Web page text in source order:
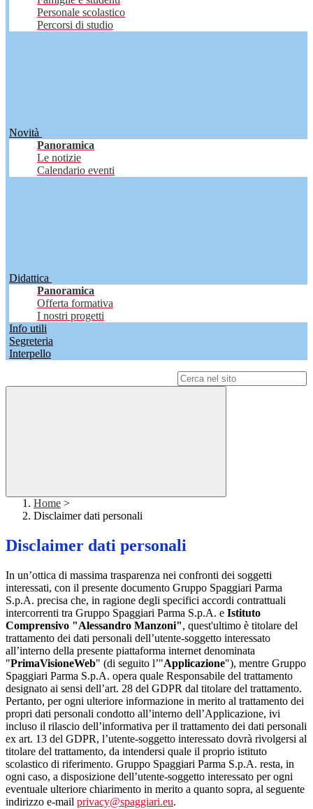
Personale scolastico
Percorsi di studio
Novità
Panoramica
Le notizie
Calendario eventi
Didattica
Panoramica
Offerta formativa
I nostri progetti
Info utili
Segreteria
Interpello
Home >
Disclaimer dati personali
Disclaimer dati personali
In un’ottica di massima trasparenza nei confronti dei soggetti
interessati, con il presente documento Gruppo Spaggiari Parma
S.p.A. precisa che, in ragione degli specifici accordi contrattuali
intercorrenti tra Gruppo Spaggiari Parma S.p.A. e Istituto
Comprensivo "Alessandro Manzoni", quest'ultimo è titolare del
trattamento dei dati personali dell’utente-soggetto interessato
all’interno della presente piattaforma internet denominata
"PrimaVisioneWeb" (di seguito l’"Applicazione"), mentre Gruppo
Spaggiari Parma S.p.A. opera quale Responsabile del trattamento
designato ai sensi dell’art. 28 del GDPR dal titolare del trattamento.
Pertanto, per ogni ulteriore informazione in merito al trattamento dei
propri dati personali condotto all’interno dell’Applicazione, ivi
incluso il rilascio dell’informativa per il trattamento dei dati personali
ex art. 13 del GDPR, l’utente-soggetto interessato dovrà rivolgersi al
titolare del trattamento, da intendersi quale il proprio istituto
scolastico di riferimento. Gruppo Spaggiari Parma S.p.A. resta, in
ogni caso, a disposizione dell’utente-soggetto interessato per ogni
eventuale ulteriore chiarimento in merito a quanto sopra, al seguente
indirizzo e-mail privacy@spaggiari.eu.